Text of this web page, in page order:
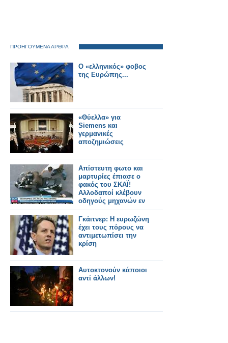
ΠΡΟΗΓΟΥΜΕΝΑ ΑΡΘΡΑ
Ο «ελληνικός» φοβος
της Ευρώπης...
«Θύελλα» για
Siemens και
γερμανικές
αποζημιώσεις
Απίστευτη φωτο και
μαρτυρίες έπιασε ο
φακός του ΣΚΑΪ!
Αλλοδαποί κλέβουν
οδηγούς μηχανών εν
κινήσει!
Γκάιτνερ: Η ευρωζώνη
έχει τους πόρους να
αντιμετωπίσει την
κρίση
Αυτοκτονούν κάποιοι
αντί άλλων!